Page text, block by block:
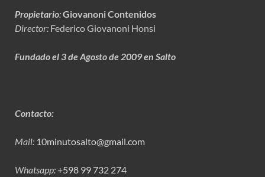
Propietario:Giovanoni Contenidos
Director: Federico Giovanoni Honsi
Fundado el 3 de Agosto de 2009 en Salto
Contacto:
Mail: 10minutosalto@gmail.com
Whatsapp:+598 99 732 274